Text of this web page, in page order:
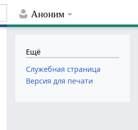
Аноним
Ещё
Служебная страница
Версия для печати